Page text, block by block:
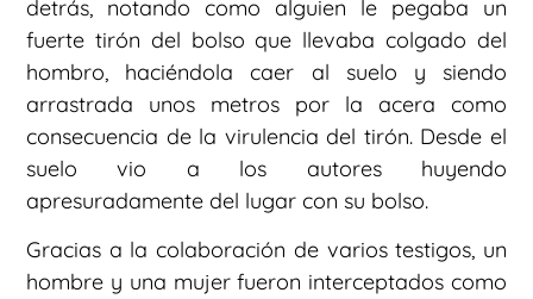
detrás, notando como alguien le pegaba un
fuerte tirón del bolso que llevaba colgado del
hombro, haciéndola caer al suelo y siendo
arrastrada unos metros por la acera como
consecuencia de la virulencia del tirón. Desde el
suelo vio a los autores huyendo
apresuradamente del lugar con su bolso.
Gracias a la colaboración de varios testigos, un
hombre y una mujer fueron interceptados como